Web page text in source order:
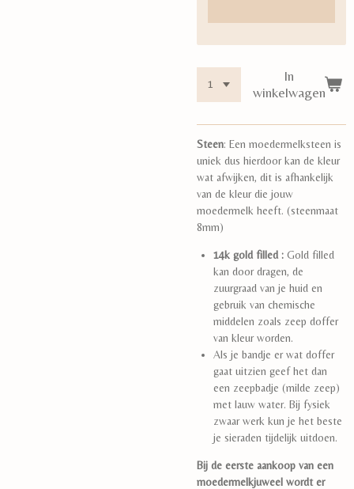
In
winkelwagen
Steen: Een moedermelksteen is
uniek dus hierdoor kan de kleur
wat afwijken, dit is afhankelijk
van de kleur die jouw
moedermelk heeft. (steenmaat
8mm)
14k gold filled : Gold filled
kan door dragen, de
zuurgraad van je huid en
gebruik van chemische
middelen zoals zeep doffer
van kleur worden.
Als je bandje er wat doffer
gaat uitzien geef het dan
een zeepbadje (milde zeep)
met lauw water. Bij fysiek
zwaar werk kun je het beste
je sieraden tijdelijk uitdoen.
Bij de eerste aankoop van een
moedermelkjuweel wordt er